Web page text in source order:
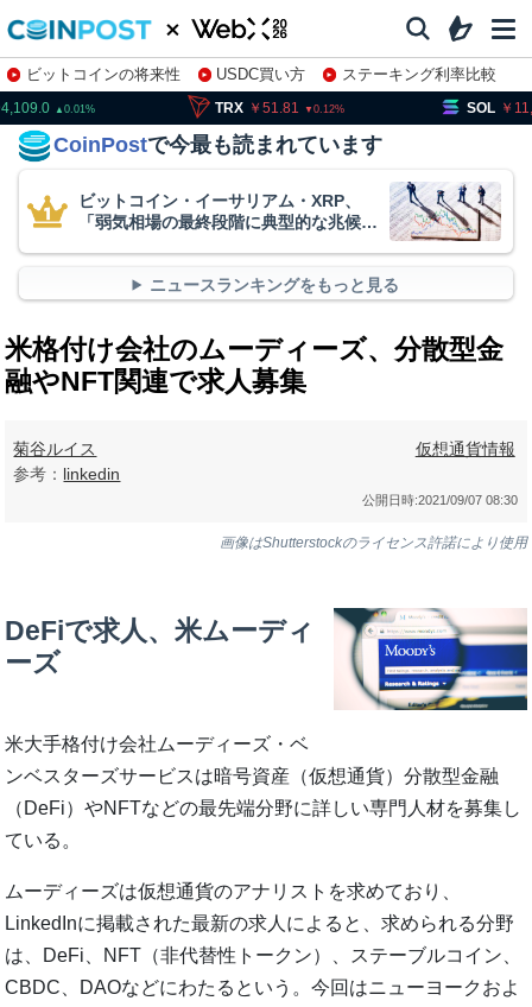
ビットコインの将来性 USDC買い方
ステーキング利率比較
株特集・関連銘柄
TRX 0.12 SOL 11,516.6 1.87
CoinPostで今最も読まれています
ビットコイン・イーサリアム・XRP、
「弱気相場の最終段階に典型的な兆候」
ニュースランキングをもっと見る
米格付け会社のムーディーズ、分散型金
融やNFT関連で求人募集
菊谷ルイス
参考： linkedin
仮想通貨情報
公開日時:2021/09/07 08:30
画像はShutterstockのライセンス許諾により使用
DeFiで求人、米ムーディ
ーズ
米大手格付け会社ムーディーズ・ベ
ンベスターズサービスは暗号資産（仮想通貨）分散型金融
（DeFi）やNFTなどの最先端分野に詳しい専門人材を募集し
ている。
ムーディーズは仮想通貨のアナリストを求めており、
LinkedInに掲載された最新の求人によると、求められる分野
は、DeFi、NFT（非代替性トークン）、ステーブルコイン、
CBDC、DAOなどにわたるという。今回はニューヨークおよ